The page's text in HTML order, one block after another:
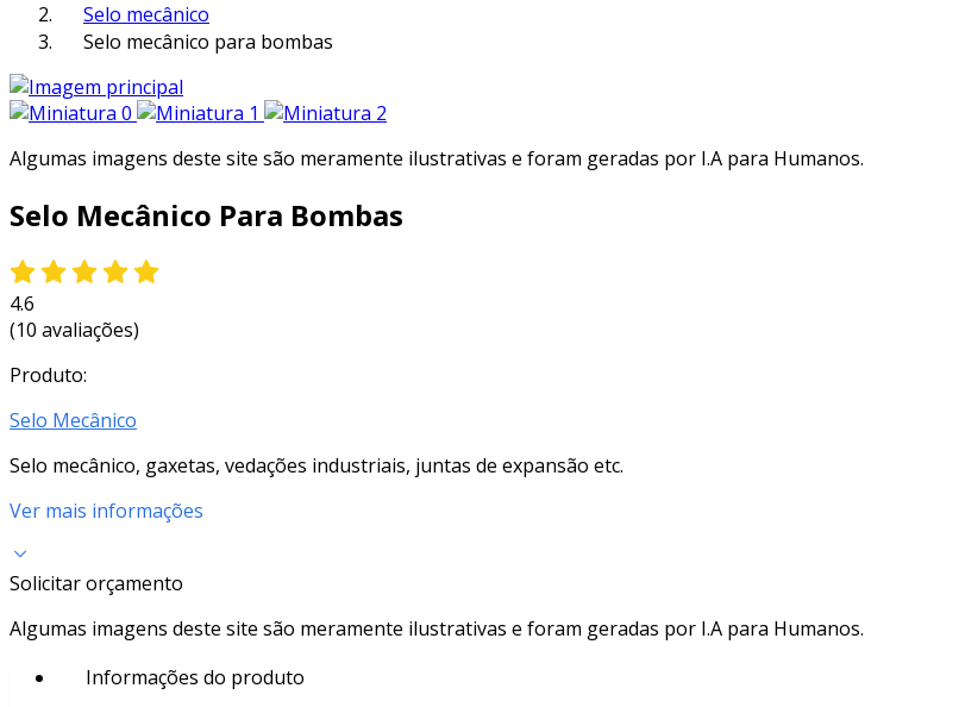
Selo mecânico
Selo mecânico para bombas
Algumas imagens deste site são meramente ilustrativas e foram geradas por I.A para Humanos.
Selo Mecânico Para Bombas
4.6
(10 avaliações)
Produto:
Selo Mecânico
Selo mecânico, gaxetas, vedações industriais, juntas de expansão etc.
Ver mais informações
Solicitar orçamento
Algumas imagens deste site são meramente ilustrativas e foram geradas por I.A para Humanos.
Informações do produto